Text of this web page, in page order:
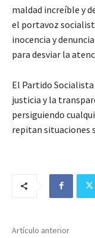
maldad increíble y
el portavoz
inocencia y
para desviar la
El Partido
justicia y la
persiguiendo
repitan situaciones
Artículo anterior